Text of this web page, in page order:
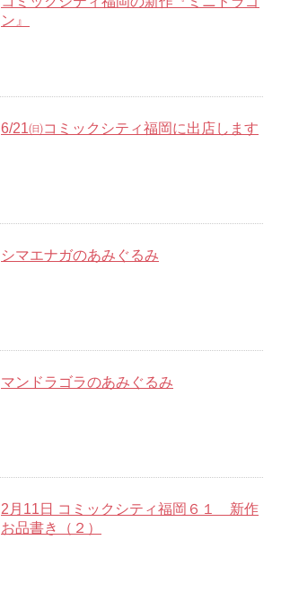
ン』
6/21㈰コミックシティ福岡に出店します
シマエナガのあみぐるみ
マンドラゴラのあみぐるみ
2月11日 コミックシティ福岡６１ 新作
お品書き（２）